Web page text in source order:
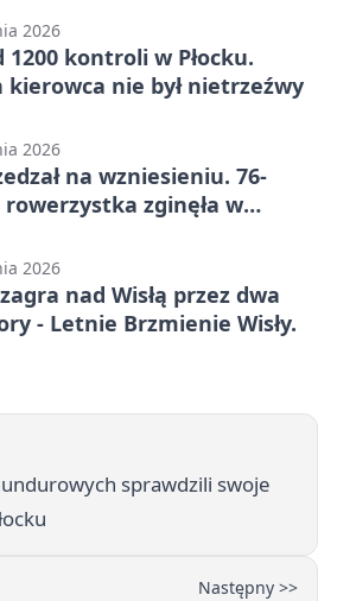
2026
1200 kontroli w Płocku.
kierowca nie był nietrzeźwy
2026
na wzniesieniu. 76-
zginęła w
2026
zagra nad Wisłą przez dwa
- Letnie Brzmienie Wisły.
sprawdzili swoje
Następny >>